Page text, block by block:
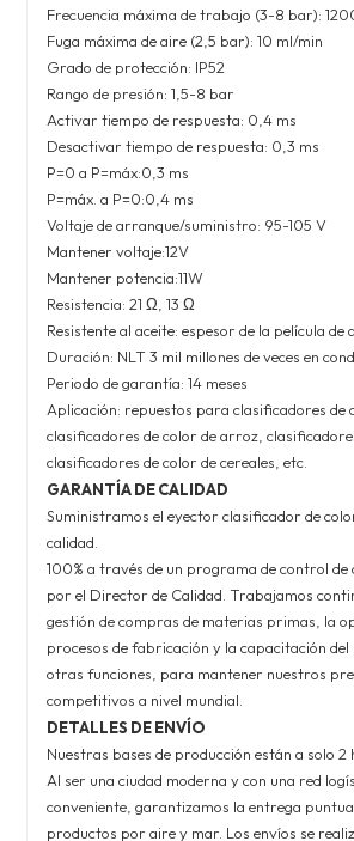
Frecuencia máxima de trabajo (3-8 bar):
Fuga máxima de aire (2,5 bar): 10 ml/min
Grado de protección: IP52
Rango de presión: 1,5-8 bar
Activar tiempo de respuesta: 0,4 ms
Desactivar tiempo de respuesta: 0,3 ms
P=0 a P=máx:0,3 ms
P=máx. a P=0:0,4 ms
Voltaje de arranque/suministro: 95-105 V
Mantener voltaje:12V
Mantener potencia:11W
Resistencia: 21 Ω, 13 Ω
Resistente al aceite: espesor de la película de
Duración: NLT 3 mil millones de veces en
Periodo de garantía: 14 meses
Aplicación: repuestos para clasificadores de
clasificadores de color de arroz,
clasificadores de color de cereales, etc.
GARANTÍA DE CALIDAD
Suministramos el eyector clasificador de
calidad.
100% a través de un programa de control de
por el Director de Calidad. Trabajamos
gestión de compras de materias primas, la
procesos de fabricación y la capacitación
otras funciones, para mantener nuestros
competitivos a nivel mundial.
DETALLES DE ENVÍO
Nuestras bases de producción están a solo 2
Al ser una ciudad moderna y con una red
conveniente, garantizamos la entrega
productos por aire y mar. Los envíos se